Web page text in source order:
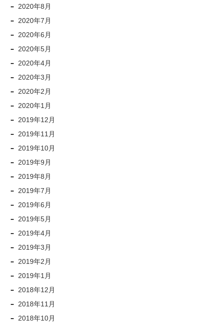
2020年8月
2020年7月
2020年6月
2020年5月
2020年4月
2020年3月
2020年2月
2020年1月
2019年12月
2019年11月
2019年10月
2019年9月
2019年8月
2019年7月
2019年6月
2019年5月
2019年4月
2019年3月
2019年2月
2019年1月
2018年12月
2018年11月
2018年10月